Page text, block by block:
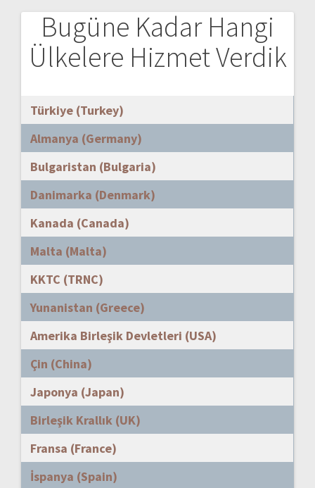
Bugüne Kadar Hangi
Ülkelere Hizmet Verdik
Türkiye (Turkey)
Almanya (Germany)
Bulgaristan (Bulgaria)
Danimarka (Denmark)
Kanada (Canada)
Malta (Malta)
KKTC (TRNC)
Yunanistan (Greece)
Amerika Birleşik Devletleri (USA)
Çin (China)
Japonya (Japan)
Birleşik Krallık (UK)
Fransa (France)
İspanya (Spain)